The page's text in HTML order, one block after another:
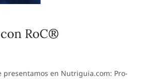
RoC®
presentamos en Nutriguia.com: Pro-